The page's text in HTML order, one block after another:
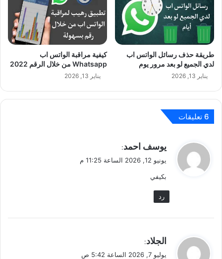
طريقة حذف رسائل الواتس اب
لدي الجميع لو بعد مرور يوم
يناير 13, 2026
كيفية مراقبة الواتس اب
Whatsapp من خلال الرقم 2022
يناير 13, 2026
‫6 تعليقات
ل
يوسف احمد:
يونيو 12, 2026 الساعة 11:25 م
بكيفي
رد
يالجلاد:
يوليو 7, 2026 الساعة 5:42 ص